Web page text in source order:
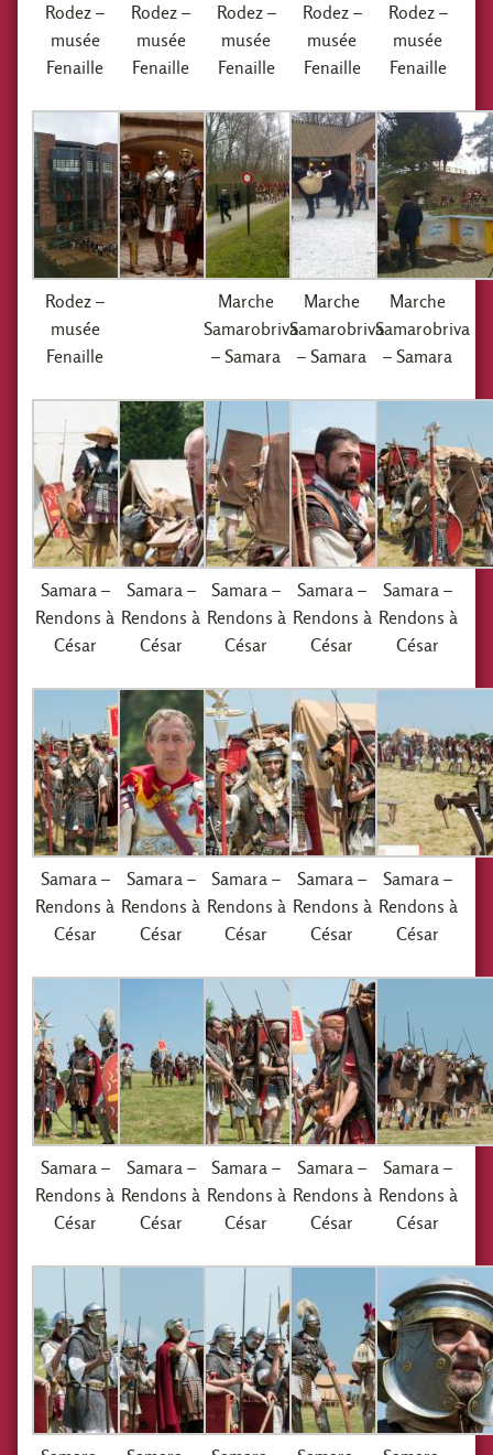
Rodez –
musée
Fenaille
Rodez –
musée
Fenaille
Rodez –
musée
Fenaille
Rodez –
musée
Fenaille
Rodez –
musée
Fenaille
Rodez –
musée
Fenaille
Marche
Samarobriva
– Samara
Marche
Samarobriva
– Samara
Marche
Samarobriva
– Samara
Samara –
Rendons à
César
Samara –
Rendons à
César
Samara –
Rendons à
César
Samara –
Rendons à
César
Samara –
Rendons à
César
Samara –
Rendons à
César
Samara –
Rendons à
César
Samara –
Rendons à
César
Samara –
Rendons à
César
Samara –
Rendons à
César
Samara –
Rendons à
César
Samara –
Rendons à
César
Samara –
Rendons à
César
Samara –
Rendons à
César
Samara –
Rendons à
César